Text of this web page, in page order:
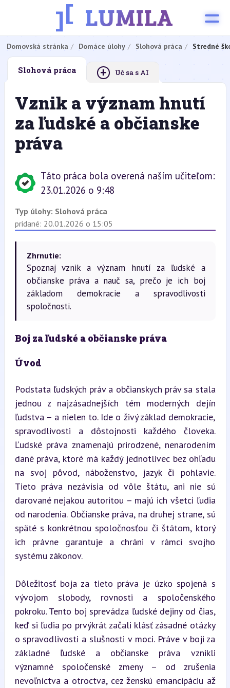
Domovská stránka Domáce úlohy Slohová práca Stredné
Slohová práca + Uč sa s AI
Vznik a význam hnutí
za ľudské a občianske
práva
Táto práca bola overená naším učiteľom:
23.01.2026 o 9:48
Typ úlohy: Slohová práca
pridané: 20.01.2026 o 15:05
Zhrnutie:
Spoznaj vznik a význam hnutí za ľudské a
občianske práva a nauč sa, prečo je ich boj
základom demokracie a spravodlivosti
spoločnosti.
Boj za ľudské a občianske práva
Úvod
Podstata ľudských práv a občianskych práv sa stala
jednou z najzásadnejších tém moderných dejín
ľudstva – a nielen to. Ide o živý základ demokracie,
spravodlivosti a dôstojnosti každého človeka.
Ľudské práva znamenajú prirodzené, nenarodením
dané práva, ktoré má každý jednotlivec bez ohľadu
na svoj pôvod, náboženstvo, jazyk či pohlavie.
Tieto práva nezávisia od vôle štátu, ani nie sú
darované nejakou autoritou – majú ich všetci ľudia
od narodenia. Občianske práva, na druhej strane, sú
späté s konkrétnou spoločnosťou či štátom, ktorý
ich právne garantuje a chráni v rámci svojho
systému zákonov.
Dôležitosť boja za tieto práva je úzko spojená s
vývojom slobody, rovnosti a spoločenského
pokroku. Tento boj sprevádza ľudské dejiny od čias,
keď si ľudia po prvýkrát začali klásť zásadné otázky
o spravodlivosti a slušnosti v moci. Práve v boji za
základné ľudské a občianske práva vznikli
významné spoločenské zmeny – od zrušenia
nevoľníctva a otroctva, cez ženskú emancipáciu až